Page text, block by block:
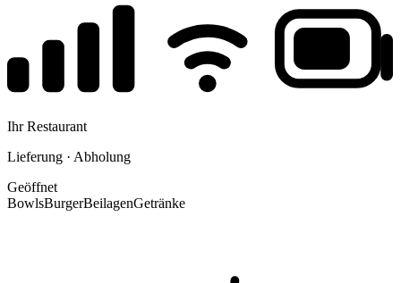
Ihr Restaurant
Lieferung · Abholung
Geöffnet
BowlsBurgerBeilagenGetränke